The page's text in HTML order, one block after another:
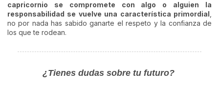
capricornio se compromete con algo o alguien la
responsabilidad se vuelve una característica primordial
no por nada has sabido ganarte el respeto y la confianza de
los que te rodean.
¿Tienes dudas sobre tu futuro?